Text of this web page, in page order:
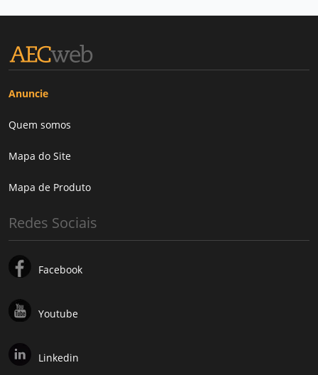
Anuncie
Quem somos
Mapa do Site
Mapa de Produto
Redes Sociais
Facebook
Youtube
Linkedin